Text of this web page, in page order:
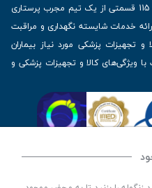
خود را آغاز کرد. از آنجایی که گروه سیب 115 قسمتی از یک تیم مجرب پرستاری
خدمات شایسته نگهداری و مراقبت
تجهیزات پزشکی مورد نیاز بیماران
کالا و تجهیزات پزشکی و
ارزشمندی را دارا می‌باشد
لوازم پزشکی سیب 115 ) است، توسعه و